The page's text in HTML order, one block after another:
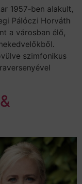
1957-ben alakult,
Pálóczi Horváth
a városban élő,
szimfonikus